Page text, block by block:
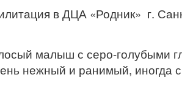
в ДЦА «Родник» г.
малыш с серо-голубыми
нежный и ранимый, иногда